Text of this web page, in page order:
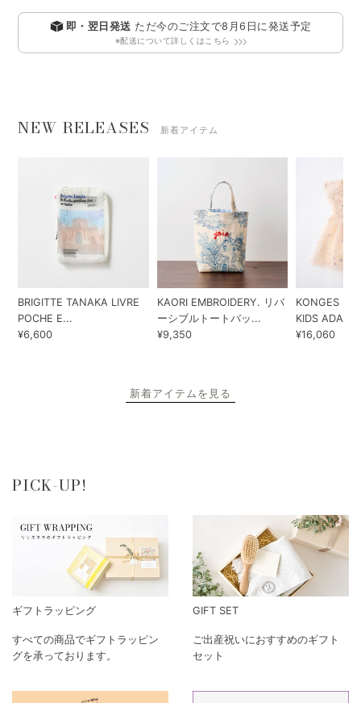
即・翌日発送 ただ今のご注文で8月6日 に発送予定
※配送について詳しくはこちら
NEW RELEASES 新着アイテム
BRIGITTE TANAKA LIVRE
POCHE E...
¥6,600
KAORI EMBROIDERY. リバ
ーシブルトートバッ...
¥9,350
KONGES
KIDS ADA...
¥16,060
新着アイテムを見る
PICK-UP!
ギフトラッピング
すべての商品でギフトラッピン
グを承っております。
GIFT SET
ご出産祝いにおすすめのギフト
セット